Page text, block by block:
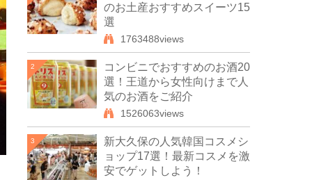
のお土産おすすめスイーツ15
選
1763488views
2
コンビニでおすすめのお酒20
選！王道から女性向けまで人
気のお酒をご紹介
1526063views
3
新大久保の人気韓国コスメシ
ョップ17選！最新コスメを激
安でゲットしよう！